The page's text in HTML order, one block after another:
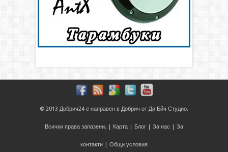
© 2013 Добрич24 е направен в Добрич от Ди Ейч Студио.
Всички права запазени. | Карта | Блог | За нас | За
контакти | Общи условия